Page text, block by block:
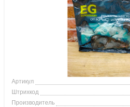
Артикул
Штрихкод
Производитель